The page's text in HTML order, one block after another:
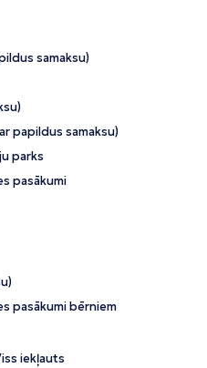
samaksu)
papildus samaksu)
parks
pasākumi
pasākumi bērniem
iekļauts